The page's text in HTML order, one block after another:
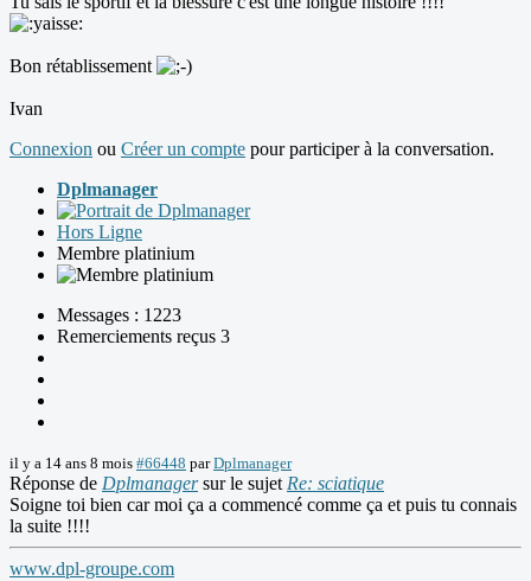
Bon rétablissement
Ivan
Connexion ou Créer un compte pour participer à la conversation.
Dplmanager
Hors Ligne
Membre platinium
Messages : 1223
Remerciements reçus 3
il y a 14 ans 8 mois #66448 parDplmanager
Réponse de Dplmanagersur le sujet Re: sciatique
Soigne toi bien car moi ça a commencé comme ça et puis tu connais
la suite !!!!
www.dpl-groupe.com